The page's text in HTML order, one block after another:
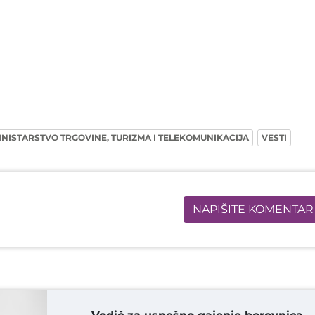
TRGOVINE, TURIZMA I TELEKOMUNIKACIJA VESTI
NAPIŠITE KOMENTAR